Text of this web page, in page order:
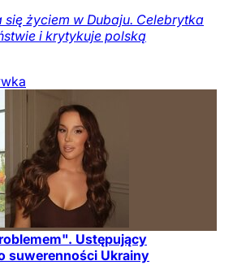
życiem w Dubaju. Celebrytka
i krytykuje polską
Ustępujący
suwerenności Ukrainy